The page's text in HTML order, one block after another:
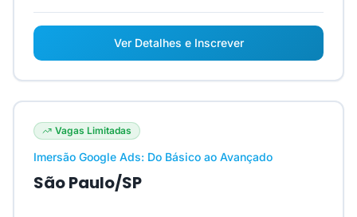
Ver Detalhes e Inscrever
Vagas Limitadas
Imersão Google Ads: Do Básico ao Avançado
São Paulo/SP